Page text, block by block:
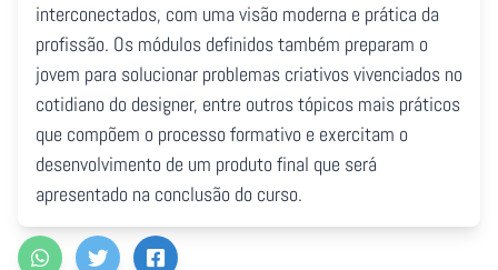
interconectados, com uma visão moderna e prática da
profissão. Os módulos definidos também preparam o
jovem para solucionar problemas criativos vivenciados no
cotidiano do designer, entre outros tópicos mais práticos
que compõem o processo formativo e exercitam o
desenvolvimento de um produto final que será
apresentado na conclusão do curso.